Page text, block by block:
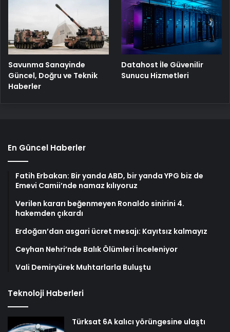
Savunma Sanayinde
Güncel, Doğru ve Teknik
Haberler
Datahost İle Güvenilir
Sunucu Hizmetleri
En Güncel Haberler
Fatih Erbakan: Bir yanda ABD, bir yanda YPG biz de
Emevi Camii’nde namaz kılıyoruz
Verilen kararı beğenmeyen Ronaldo sinirini 4.
hakemden çıkardı
Erdoğan’dan asgari ücret mesajı: Kayıtsız kalmayız
Ceyhan Nehri’nde Balık Ölümleri İnceleniyor
Vali Demiryürek Muhtarlarla Buluştu
Teknoloji Haberleri
Türksat 6A kalıcı yörüngesine ulaştı